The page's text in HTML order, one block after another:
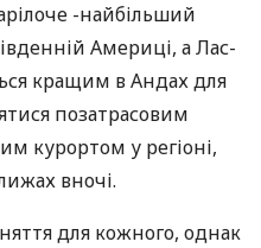
-найбільший
Америці, а Лас-
кращим в Андах для
позатрасовим
курортом у регіоні,
вночі.
для кожного, однак